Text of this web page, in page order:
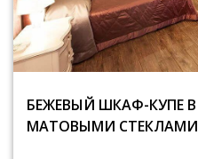
БЕЖЕВЫЙ ШКАФ-КУПЕ
МАТОВЫМИ СТЕКЛАМИ